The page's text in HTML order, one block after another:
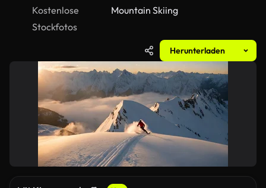
Kostenlose
Stockfotos
Mountain Skiing
Herunterladen